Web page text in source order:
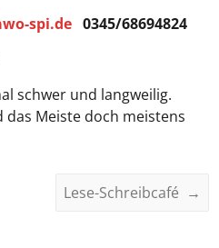
spi.de 0345/68694824
schwer und langweilig.
Meiste doch meistens
Lese-Schreibcafé →